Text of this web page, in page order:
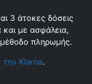
3 άτοκες δόσεις
με ασφάλεια,
πληρωμής.
την Klarna.